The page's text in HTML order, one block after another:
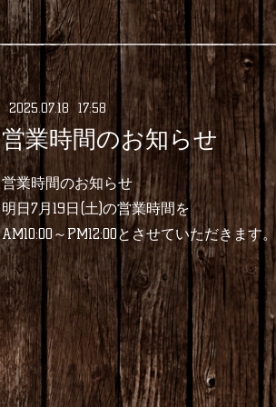
2025.07.18 17:58
営業時間のお知らせ
営業時間のお知らせ
明日7月19日(土)の営業時間を
AM10:00～PM12:00とさせていただきます。